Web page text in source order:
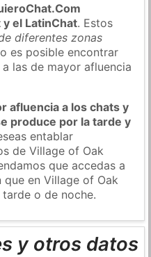
el LatinChat. Estos
diferentes zonas
es posible encontrar
las de mayor afluencia
afluencia a los chats y
produce por la tarde y
entablar
de Village of Oak
que accedas a
en Village of Oak
o de noche.
y otros datos